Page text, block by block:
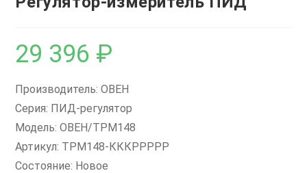
29 396 ₽
Производитель: ОВЕН
Серия: ПИД-регулятор
Модель: ОВЕН/ТРМ148
Артикул: ТРМ148-КККРРРРР
Состояние: Новое